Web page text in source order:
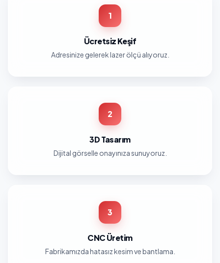
1
Ücretsiz Keşif
Adresinize gelerek lazer ölçü alıyoruz.
2
3D Tasarım
Dijital görselle onayınıza sunuyoruz.
3
CNC Üretim
Fabrikamızda hatasız kesim ve bantlama.